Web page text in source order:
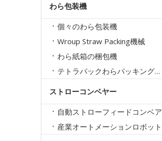
わら包装機
個々のわら包装機
Wroup Straw Packing機械
わら紙箱の梱包機
テトラパックわらパッキング機械
ストローコンベヤー
自動ストローフィードコンベア
産業オートメーションロボット